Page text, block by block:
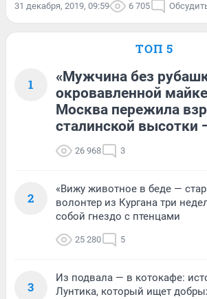
31 декабря, 2019, 09:59 6 705
ТОП 5
1
«Мужчина без
окровавленной
Москва пережила
сталинской высотки
26 968 3
2
«Вижу животное в беде —
волонтер из Кургана три
собой гнездо с птенцами
25 280 5
3
Из подвала — в котокафе:
Лунтика, который ищет